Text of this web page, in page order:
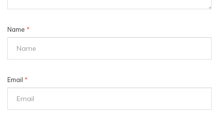
Name *
Email *